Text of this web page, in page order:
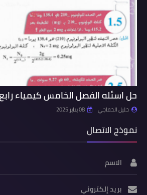
حل اسئله الفصل الخامس كيمياء
خليل الخفاجي 08 يناير 2025
نموذج الاتصال
الاسم
بريد إلكتروني